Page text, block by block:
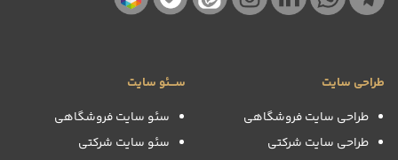
طراحی سایت
طراحی سایت فروشگاهی
طراحی سایت شرکتی
ســـئو سایت
سئو سایت فروشگاهی
سئو سایت شرکتی